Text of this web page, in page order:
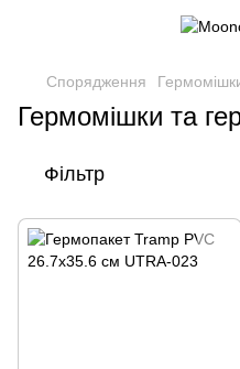
Спорядження
Гермомішки та
Фільтр